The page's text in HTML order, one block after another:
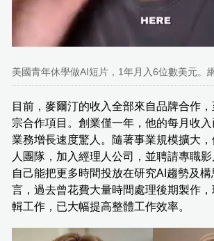
美國青年休學做AI短片，1年月入6位數美元。
目前，麥爾汀的收入全部來自品牌合作
宗合作項目。創業僅一年，他的每月收入
業務增長速度驚人。隨著事業規模擴大
人團隊，加入經理人公司，並聘請專職
自己能把更多時間投放在研究AI趨勢及構
言，過去曾花費大量時間處理後期製作
輯工作，已大幅提高整體工作效率。